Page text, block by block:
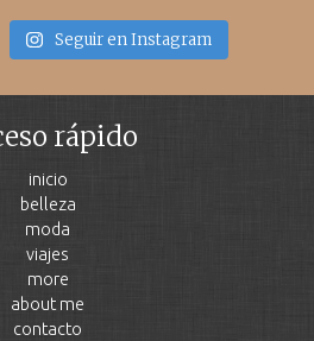
Seguir en Instagram
rápido
inicio
belleza
moda
viajes
more
about me
contacto